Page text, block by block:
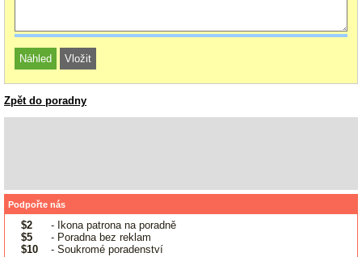
Zpět do poradny
Podpořte nás
$2
- Ikona patrona na poradně
$5
- Poradna bez reklam
$10
- Soukromé poradenství